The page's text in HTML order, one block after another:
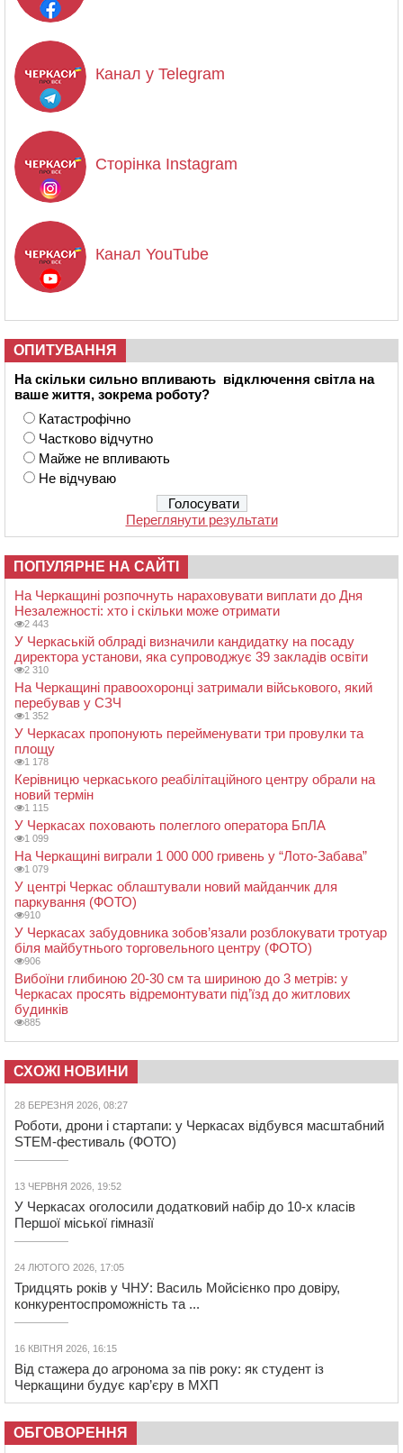
Канал у Telegram
Сторінка Instagram
Канал YouTube
ОПИТУВАННЯ
На скільки сильно впливають відключення світла на
ваше життя, зокрема роботу?
Катастрофічно
Частково відчутно
Майже не впливають
Не відчуваю
Переглянути результати
ПОПУЛЯРНЕ НА САЙТІ
На Черкащині розпочнуть нараховувати виплати до Дня
Незалежності: хто і скільки може отримати
2 443
У Черкаській облраді визначили кандидатку на посаду
директора установи, яка супроводжує 39 закладів освіти
2 310
На Черкащині правоохоронці затримали військового, який
перебував у СЗЧ
1 352
У Черкасах пропонують перейменувати три провулки та
площу
1 178
Керівницю черкаського реабілітаційного центру обрали на
новий термін
1 115
У Черкасах поховають полеглого оператора БпЛА
1 099
На Черкащині виграли 1 000 000 гривень у “Лото-Забава”
1 079
У центрі Черкас облаштували новий майданчик для
паркування (ФОТО)
910
У Черкасах забудовника зобов’язали розблокувати тротуар
біля майбутнього торговельного центру (ФОТО)
906
Вибоїни глибиною 20-30 см та шириною до 3 метрів: у
Черкасах просять відремонтувати під’їзд до житлових
будинків
885
СХОЖІ НОВИНИ
28 БЕРЕЗНЯ 2026, 08:27
Роботи, дрони і стартапи: у Черкасах відбувся масштабний
STEM-фестиваль (ФОТО)
13 ЧЕРВНЯ 2026, 19:52
У Черкасах оголосили додатковий набір до 10-х класів
Першої міської гімназії
24 ЛЮТОГО 2026, 17:05
Тридцять років у ЧНУ: Василь Мойсієнко про довіру,
конкурентоспроможність та ...
16 КВІТНЯ 2026, 16:15
Від стажера до агронома за пів року: як студент із
Черкащини будує кар’єру в МХП
ОБГОВОРЕННЯ